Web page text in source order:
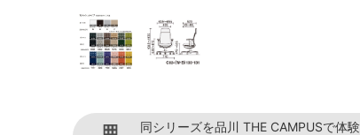
同シリーズを品川 THE CAMPUSで体験